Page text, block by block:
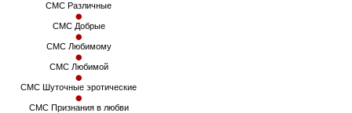
СМС Различные
СМС Добрые
СМС Любимому
СМС Любимой
СМС Шуточные эротические
СМС Признания в любви